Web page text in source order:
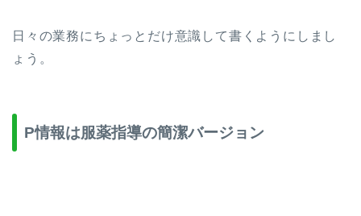
日々の業務にちょっとだけ意識して書くようにしまし
ょう。
P情報は服薬指導の簡潔バージョン